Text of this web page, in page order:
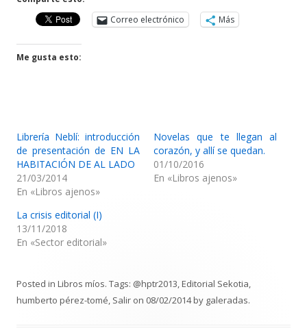
Correo electrónico
Más
Me gusta esto:
Librería Neblí: introducción
de presentación de EN LA
HABITACIÓN DE AL LADO
21/03/2014
En «Libros ajenos»
Novelas que te llegan al
corazón, y allí se quedan.
01/10/2016
En «Libros ajenos»
La crisis editorial (I)
13/11/2018
En «Sector editorial»
Posted in Libros míos. Tags: @hptr2013,Editorial Sekotia,
humberto pérez-tomé, Salir on 08/02/2014by galeradas.